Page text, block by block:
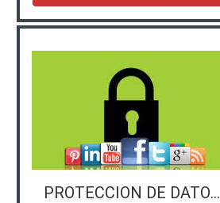
PROTECCION DE DATOS EN LAS REDES SOCIALES